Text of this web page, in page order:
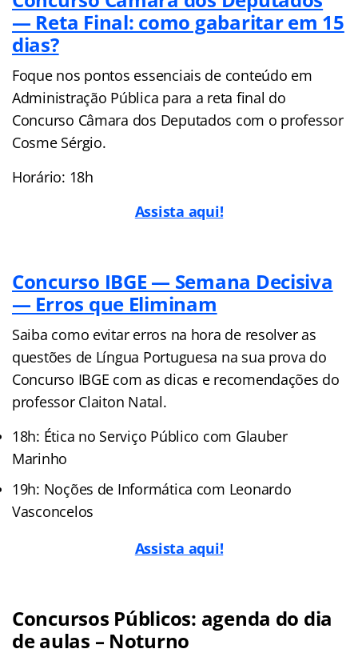
— Reta Final: como gabaritar em 15
dias?
Foque nos pontos essenciais de conteúdo em
Administração Pública para a reta final do
Concurso Câmara dos Deputados com o professor
Cosme Sérgio.
Horário: 18h
Assista aqui!
Concurso IBGE — Semana Decisiva
— Erros que Eliminam
Saiba como evitar erros na hora de resolver as
questões de Língua Portuguesa na sua prova do
Concurso IBGE com as dicas e recomendações do
professor Claiton Natal.
18h: Ética no Serviço Público com Glauber
Marinho
19h: Noções de Informática com Leonardo
Vasconcelos
Assista aqui!
Concursos Públicos: agenda do dia
de aulas – Noturno